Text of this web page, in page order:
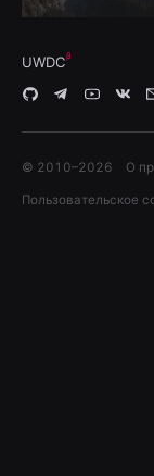
UWDC
© 2010–2026 О
Пользовательское